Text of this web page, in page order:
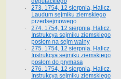
273. 1754, 12 sierpnia, Halicz.
Laudum sejmiku ziemskiego
przedsejmowego
274. 1754, 12 sierpnia, Halicz.
Instrukcya sejmiku ziemskiego
posłom na sejm walny
275. 1754, 12 sierpnia, Halicz.
Instrukcya sejmiku ziemskiego
posłom do prymasa
276. 1754, 12 sierpnia, Halicz.
Instrukcya sejmiku ziemskiego